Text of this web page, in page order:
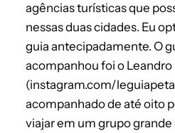
agências turísticas que
nessas duas cidades. Eu
guia antecipadamente. O
acompanhou foi o Leandro
(instagram.com/
acompanhado de até oito
viajar em um grupo grande